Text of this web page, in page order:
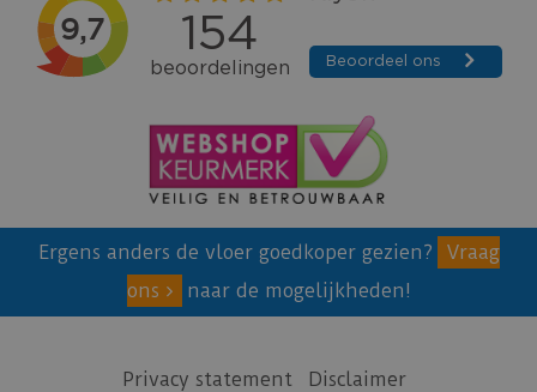
Ergens anders de vloer goedkoper gezien?
Vraag
ons
naar de mogelijkheden!
Privacy statement Disclaimer